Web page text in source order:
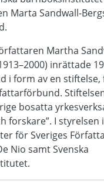
Marta Sandwall-
Martha
inrättade
i form av en stiftelse,
bosatta
forskare”. I styrelsen
för Sveriges
Nio samt Svenska